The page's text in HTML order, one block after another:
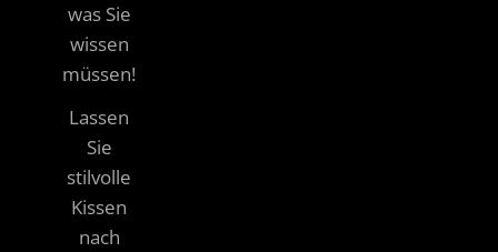
was Sie
wissen
müssen!
Lassen
Sie
stilvolle
Kissen
nach